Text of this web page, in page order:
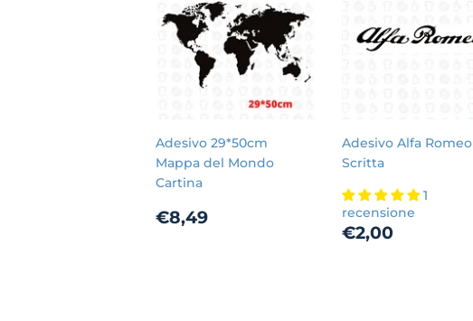
Adesivo 29*50cm
Mappa del Mondo
Cartina
Prezzo
€8,49
Adesivo Alfa Romeo
Scritta
1
recensione
Prezzo
€2,00